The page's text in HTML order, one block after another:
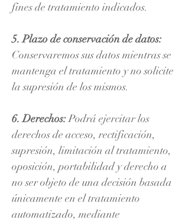
fines de tratamiento indicados.
5. Plazo de conservación de datos:
Conservaremos sus datos mientras se
mantenga el tratamiento y no solicite
la supresión de los mismos.
6. Derechos:Podrá ejercitar los
derechos de acceso, rectificación,
supresión, limitación al tratamiento,
oposición, portabilidad y derecho a
no ser objeto de una decisión basada
únicamente en el tratamiento
automatizado, mediante